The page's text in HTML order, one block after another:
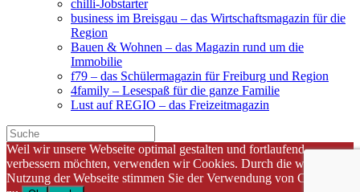
chilli-Jobstarter
business im Breisgau – das Wirtschaftsmagazin für die
Region
Bauen & Wohnen – das Magazin rund um die
Immobilie
f79 – das Schülermagazin für Freiburg und Region
4family – Lesespaß für die ganze Familie
Lust auf REGIO – das Freizeitmagazin
Weil wir unsere Webseite optimal gestalten und fortlaufend
verbessern möchten, verwenden wir Cookies. Durch die weitere
Nutzung der Webseite stimmen Sie der Verwendung von Cookies